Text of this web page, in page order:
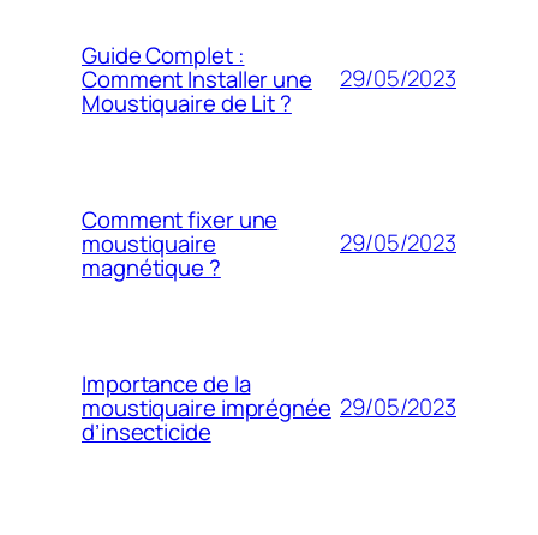
Guide Complet :
Comment Installer une
Moustiquaire de Lit ?
29/05/2023
Comment fixer une
moustiquaire
magnétique ?
29/05/2023
Importance de la
moustiquaire imprégnée
d’insecticide
29/05/2023